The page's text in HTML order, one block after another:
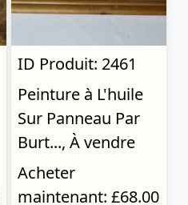
ID Produit: 2461
Peinture à L'huile
Sur Panneau Par
Burt..., À vendre
Acheter
maintenant: £68.00